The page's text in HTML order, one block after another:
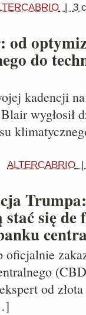
| 3
od
do
kadencji
wygłosił
ALTERCABRIO
stać się
oficjalnie
od